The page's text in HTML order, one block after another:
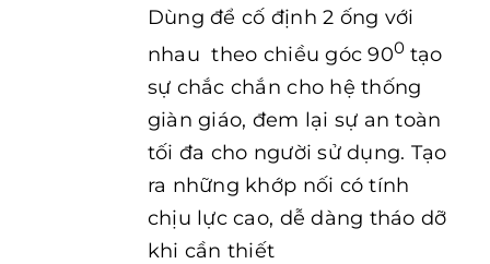
Dùng để cố định 2 ống với
nhau theo chiều góc 900 tạo
sự chắc chắn cho hệ thống
giàn giáo, đem lại sự an toàn
tối đa cho người sử dụng. Tạo
ra những khớp nối có tính
chịu lực cao, dễ dàng tháo dỡ
khi cần thiết